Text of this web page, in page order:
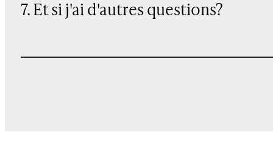
7. Et si j'ai d'autres questions?